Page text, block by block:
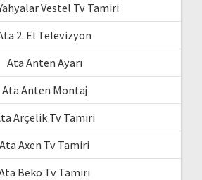
Vestel Tv Tamiri
2. El Televizyon
Ata Anten Ayarı
Ata Anten Montaj
Arçelik Tv Tamiri
Ata Axen Tv Tamiri
Beko Tv Tamiri